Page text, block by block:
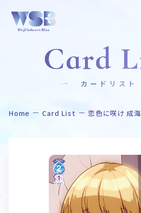
Home
作品タイトル 商品情報
Event
イベント カード
Card
カードリスト
Home Card List 恋色に咲け 成